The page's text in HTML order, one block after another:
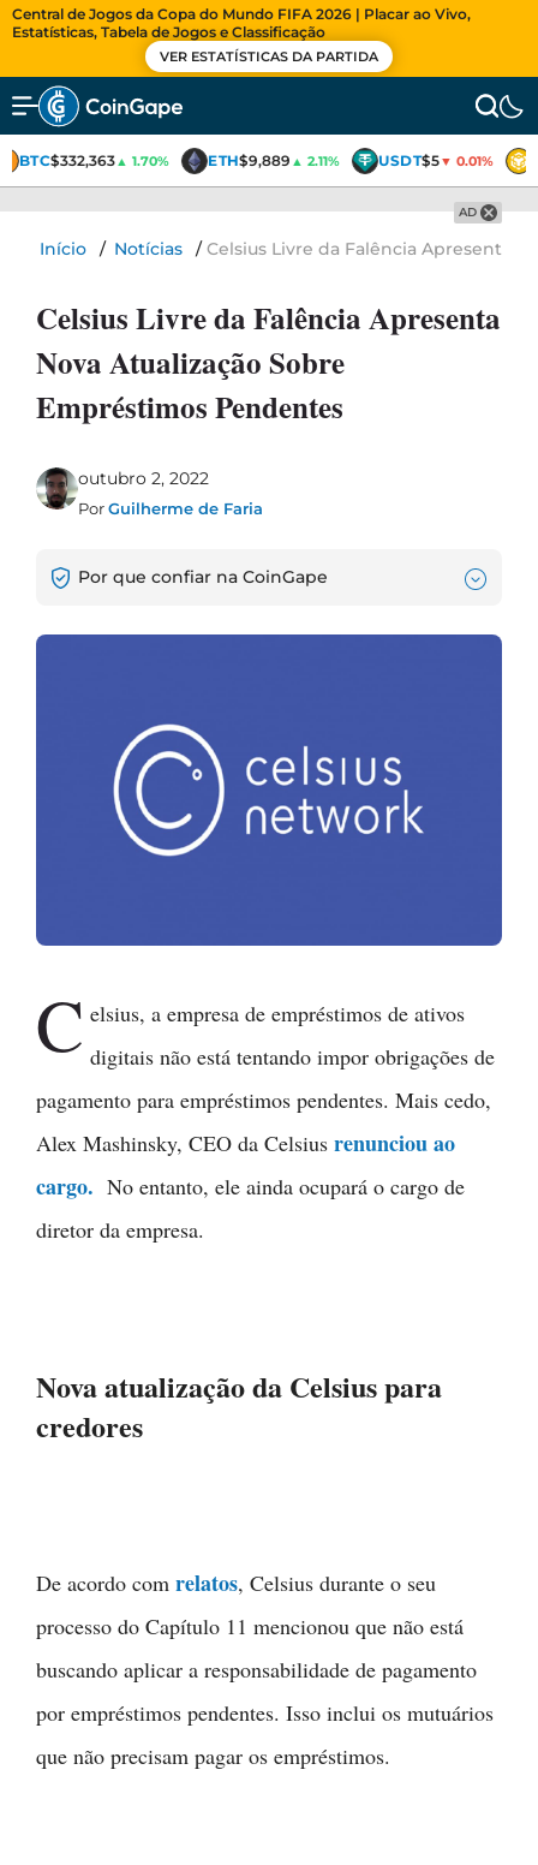
Central de Jogos da Copa do Mundo FIFA 2026 | Placar ao Vivo,
Estatísticas, Tabela de Jogos e Classificação
VER ESTATÍSTICAS DA PARTIDA
BTC$332,363▲ 1.70% ETH$9,889▲ 2.11% USDT$5▼ 0.01%
AD
Início / Notícias /Celsius Livre da Falência Apresenta
Celsius Livre da Falência Apresenta
Nova Atualização Sobre
Empréstimos Pendentes
outubro 2, 2022
PorGuilherme de Faria
Por que confiar na CoinGape
C elsius, a empresa de empréstimos de ativos
digitais não está tentando impor obrigações de
pagamento para empréstimos pendentes. Mais cedo,
Alex Mashinsky, CEO da Celsius renunciou ao
cargo. No entanto, ele ainda ocupará o cargo de
diretor da empresa.
Nova atualização da Celsius para
credores
De acordo com relatos, Celsius durante o seu
processo do Capítulo 11 mencionou que não está
buscando aplicar a responsabilidade de pagamento
por empréstimos pendentes. Isso inclui os mutuários
que não precisam pagar os empréstimos.